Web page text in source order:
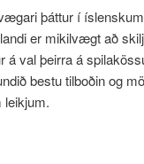
þáttur í íslenskum
er mikilvægt að
á val þeirra á
bestu tilboðin og
leikjum.